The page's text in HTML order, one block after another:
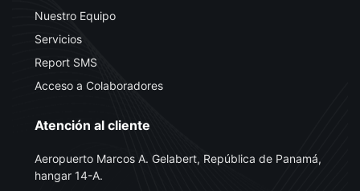
Nuestro Equipo
Servicios
Report SMS
Acceso a Colaboradores
Atención al cliente
Aeropuerto Marcos A. Gelabert, República de Panamá,
hangar 14-A.